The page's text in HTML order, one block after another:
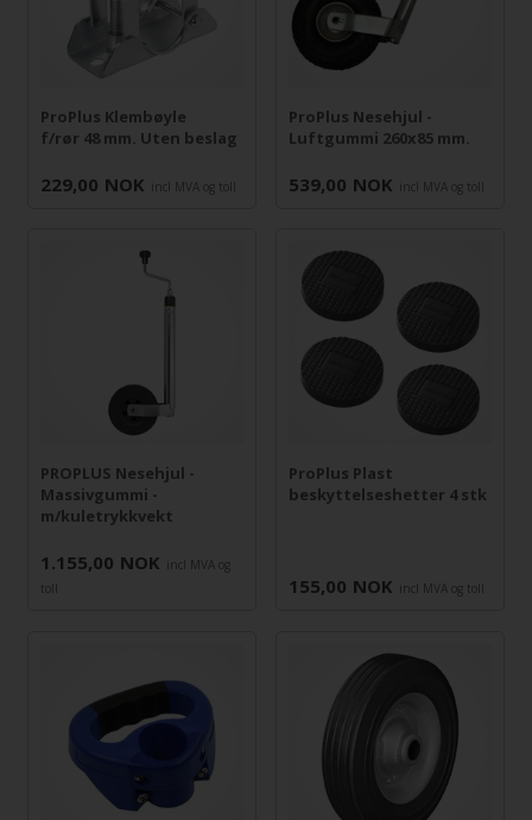
ProPlus Klembøyle
f/rør 48 mm. Uten beslag
229,00 NOK incl MVA og toll
ProPlus Nesehjul -
Luftgummi 260x85 mm.
539,00 NOK incl MVA og toll
PROPLUS Nesehjul -
Massivgummi -
m/kuletrykkvekt
1.155,00 NOK
incl MVA og
toll
ProPlus Plast
beskyttelseshetter 4 stk
155,00 NOK incl MVA og toll